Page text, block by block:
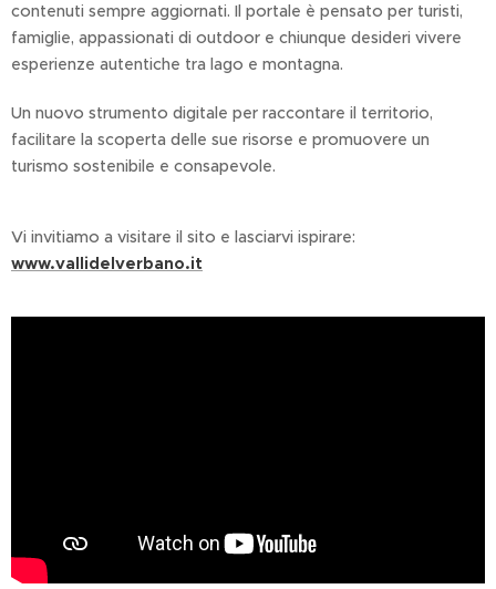
contenuti sempre aggiornati. Il portale è pensato per turisti,
famiglie, appassionati di outdoor e chiunque desideri vivere
esperienze autentiche tra lago e montagna.
Un nuovo strumento digitale per raccontare il territorio,
facilitare la scoperta delle sue risorse e promuovere un
turismo sostenibile e consapevole.
Vi invitiamo a visitare il sito e lasciarvi ispirare:
www.vallidelverbano.it